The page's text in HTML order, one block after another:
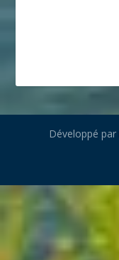
Développé par